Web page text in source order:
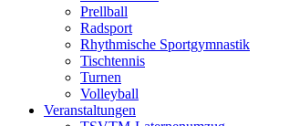
Prellball
Radsport
Rhythmische Sportgymnastik
Tischtennis
Turnen
Volleyball
Veranstaltungen